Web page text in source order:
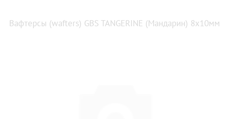
Вафтерсы (wafters) GBS TANGERINE (Мандарин) 8x10мм